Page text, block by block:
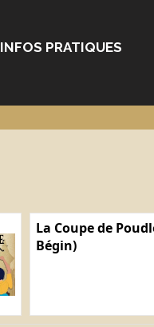
INFOS PRATIQUES
La Coupe de
Bégin)